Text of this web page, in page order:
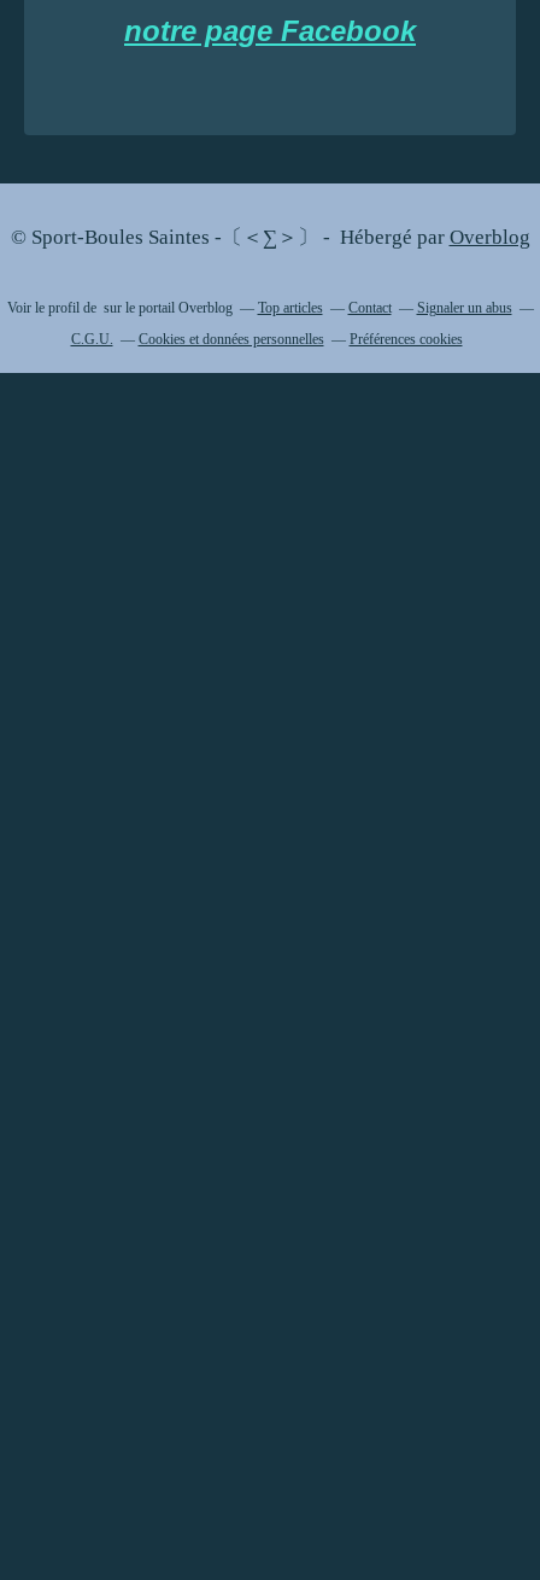
notre page Facebook
© Sport-Boules Saintes -〔＜∑＞〕 - Hébergé par Overblog
Voir le profil de sur le portail Overblog Top articles Contact
Signaler un abus
C.G.U.
Cookies et données personnelles Préférences cookies